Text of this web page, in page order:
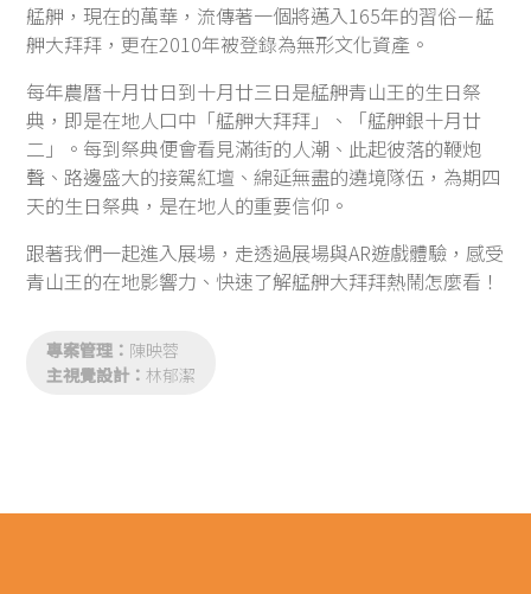
艋舺，現在的萬華，流傳著一個將邁入165年的習俗－艋
舺大拜拜，更在2010年被登錄為無形文化資產。
每年農曆十月廿日到十月廿三日是艋舺青山王的生日祭
典，即是在地人口中「艋舺大拜拜」、「艋舺銀十月廿
二」。每到祭典便會看見滿街的人潮、此起彼落的鞭炮
聲、路邊盛大的接駕紅壇、綿延無盡的遶境隊伍，為期四
天的生日祭典，是在地人的重要信仰。
跟著我們一起進入展場，走透過展場與AR遊戲體驗，感受
青山王的在地影響力、快速了解艋舺大拜拜熱鬧怎麼看！
專案管理： 陳映蓉
主視覺設計：林郁潔